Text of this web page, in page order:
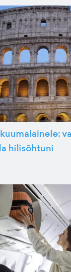
hilisõhtuni